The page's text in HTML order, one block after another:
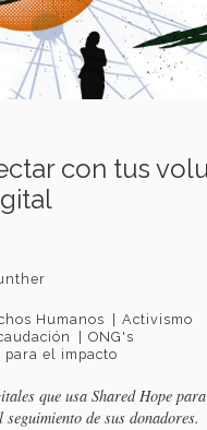
con tus
Humanos
Activismo
ONG's
para el impacto
que usa Shared Hope
de sus donadores.